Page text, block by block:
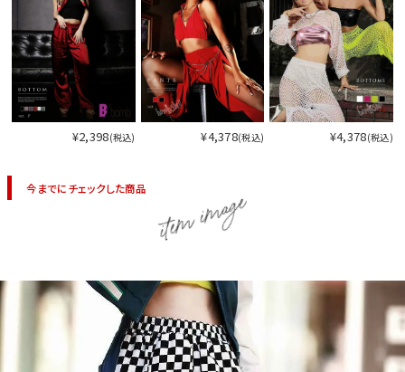
今活
¥2,398(税込) ¥4,378(税込) ¥4,378(税込)
今までにチェックした商品 item image